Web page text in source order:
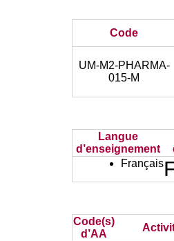
Code
UM-M2-PHARMA-
015-M
Langue
d’enseignement
Français
Code(s)
d’AA